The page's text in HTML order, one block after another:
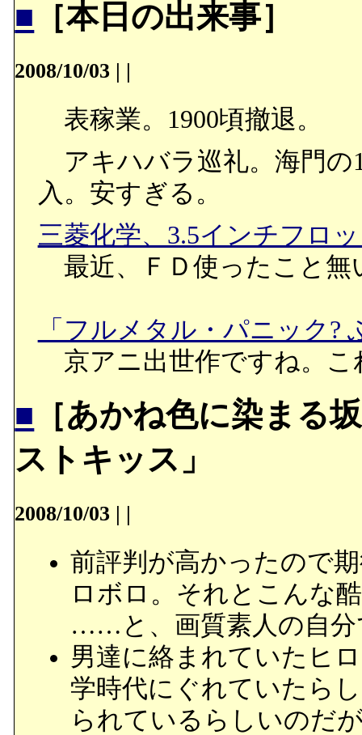
■ ［本日の出来事］
2008/10/03 | |
表稼業。1900頃撤退。
アキハバラ巡礼。海門の
入。安すぎる。
三菱化学、3.5インチフロ
最近、ＦＤ使ったこと
「フルメタル・パニック?
京アニ出世作ですね。
■ ［あかね色に染まる
ストキッス」
2008/10/03 | |
前評判が高かったので
ロボロ。それとこんな
……と、画質素人の自分
男達に絡まれていたヒ
学時代にぐれていたら
られているらしいのだ